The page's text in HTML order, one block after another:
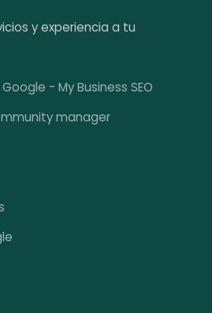
y experiencia a tu
- My Business SEO
manager